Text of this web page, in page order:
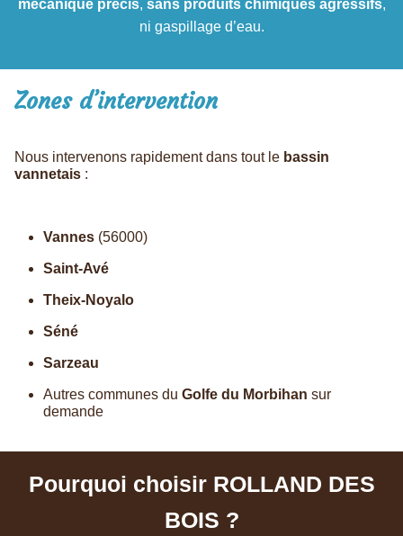
mécanique précis, sans produits chimiques agressifs,
ni gaspillage d’eau.
Zones d’intervention
Nous intervenons rapidement dans tout le bassin
vannetais :
Vannes (56000)
Saint-Avé
Theix-Noyalo
Séné
Sarzeau
Autres communes du Golfe du Morbihan sur
demande
Pourquoi choisir ROLLAND DES
BOIS ?